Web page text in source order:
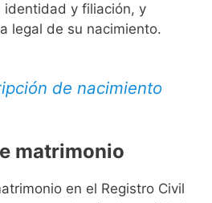
identidad y filiación, y
legal de su nacimiento.
de nacimiento
matrimonio
en el Registro Civil